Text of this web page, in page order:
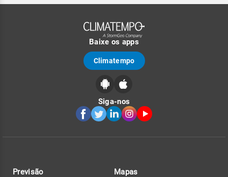
Baixe os apps
Climatempo
Siga-nos
Previsão Mapas